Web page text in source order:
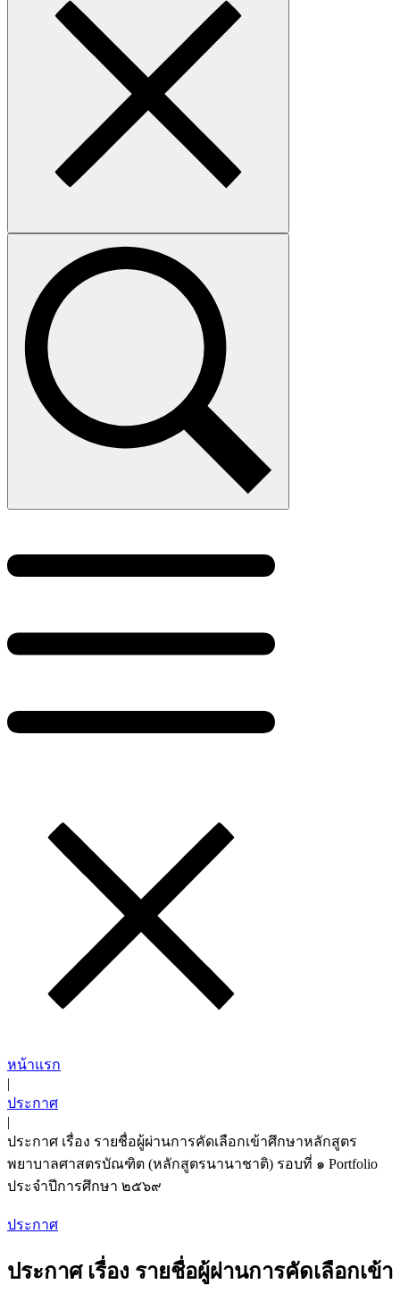
หน้าแรก
|
ประกาศ
|
ประกาศ เรื่อง รายชื่อผู้ผ่านการคัดเลือกเข้าศึกษาหลักสูตร
พยาบาลศาสตรบัณฑิต (หลักสูตรนานาชาติ) รอบที่ ๑ Portfolio
ประจำปีการศึกษา ๒๕๖๙
ประกาศ
ประกาศ เรื่อง รายชื่อผู้ผ่านการคัดเลือกเข้า